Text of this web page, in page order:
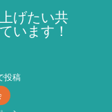
げたい共
います！
投稿